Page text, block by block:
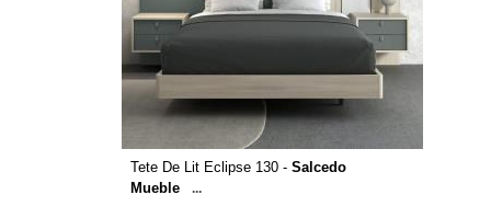
Tete De Lit Eclipse 130 - Salcedo
Mueble
...